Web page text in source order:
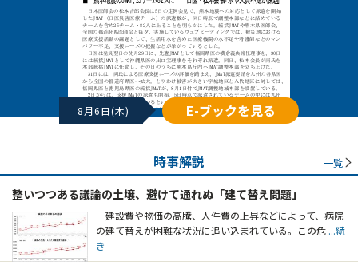
8月6日(木) E-ブックを見る
時事解説 一覧
整いつつある議論の土壌、避けて通れぬ「建て替え問題」
建設費や物価の高騰、人件費の上昇などによって、病院
の建て替えが困難な状況に追い込まれている。この危 ...続
き